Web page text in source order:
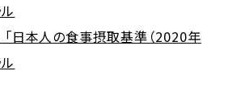
日本人の食事摂取基準（2020年